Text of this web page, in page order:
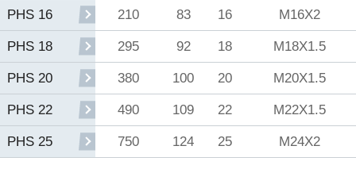
PHS 16 210 83 16 M16X2
PHS 18 295 92 18 M18X1.5
PHS 20 380 100 20 M20X1.5
PHS 22 490 109 22 M22X1.5
PHS 25 750 124 25 M24X2